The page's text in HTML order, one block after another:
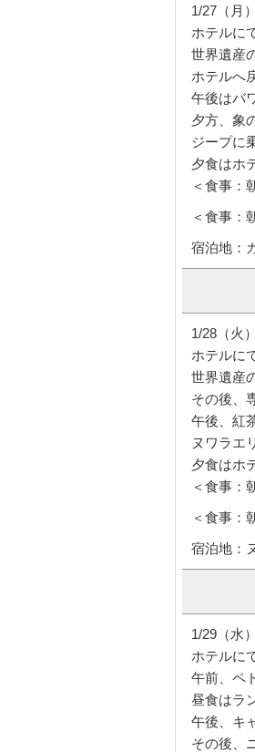
1/27（月）
ホテルに
世界遺産
ホテルへ
午後はバ
夕方、象
ジープに
夕食はホ
＜食事：
＜食事
宿泊地：
1/28（火）
ホテルに
世界遺産
その後、
午後、紅
ヌワラエ
夕食はホ
＜食事：
＜食事
宿泊地：
1/29（水）
ホテルに
午前、ペ
昼食はラ
午後、キ
その後、